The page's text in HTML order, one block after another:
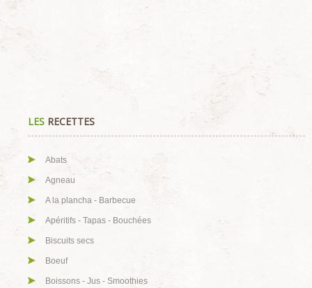
LES RECETTES
Abats
Agneau
A la plancha - Barbecue
Apéritifs - Tapas - Bouchées
Biscuits secs
Boeuf
Boissons - Jus - Smoothies